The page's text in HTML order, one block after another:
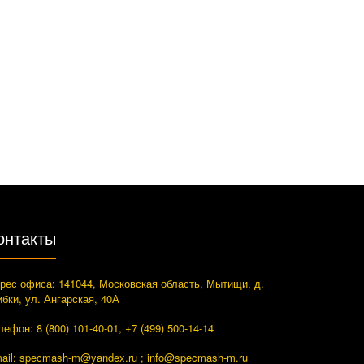
офиса: 141044, Московская область, Мытищи, д.
ул. Ангарская, 40А
8 (800) 101-40-01, +7 (499) 500-14-14
specmash-m@yandex.ru ; info@specmash-m.ru